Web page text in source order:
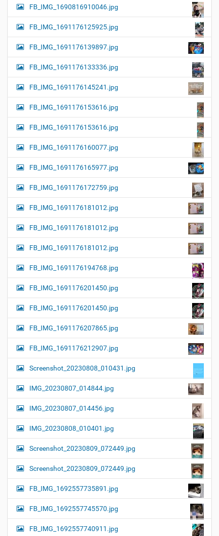
FB_IMG_1690816910046.jpg
FB_IMG_1691176125925.jpg
FB_IMG_1691176139897.jpg
FB_IMG_1691176133336.jpg
FB_IMG_1691176145241.jpg
FB_IMG_1691176153616.jpg
FB_IMG_1691176153616.jpg
FB_IMG_1691176160077.jpg
FB_IMG_1691176165977.jpg
FB_IMG_1691176172759.jpg
FB_IMG_1691176181012.jpg
FB_IMG_1691176181012.jpg
FB_IMG_1691176181012.jpg
FB_IMG_1691176194768.jpg
FB_IMG_1691176201450.jpg
FB_IMG_1691176201450.jpg
FB_IMG_1691176207865.jpg
FB_IMG_1691176212907.jpg
Screenshot_20230808_010431.jpg
IMG_20230807_014844.jpg
IMG_20230807_014456.jpg
IMG_20230808_010401.jpg
Screenshot_20230809_072449.jpg
Screenshot_20230809_072449.jpg
FB_IMG_1692557735891.jpg
FB_IMG_1692557745570.jpg
FB_IMG_1692557740911.jpg